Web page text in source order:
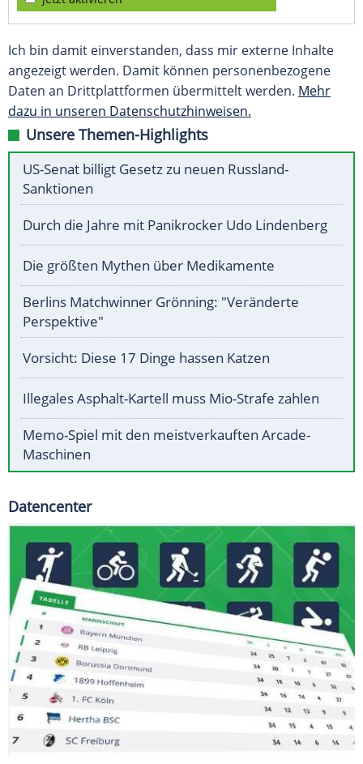
Ich bin damit einverstanden, dass mir externe Inhalte
angezeigt werden. Damit können personenbezogene
Daten an Drittplattformen übermittelt werden. Mehr
dazu in unseren Datenschutzhinweisen.
Unsere Themen-Highlights
US-Senat billigt Gesetz zu neuen Russland-
Sanktionen
Durch die Jahre mit Panikrocker Udo Lindenberg
Die größten Mythen über Medikamente
Berlins Matchwinner Grönning: "Veränderte
Perspektive"
Vorsicht: Diese 17 Dinge hassen Katzen
Illegales Asphalt-Kartell muss Mio-Strafe zahlen
Memo-Spiel mit den meistverkauften Arcade-
Maschinen
Datencenter